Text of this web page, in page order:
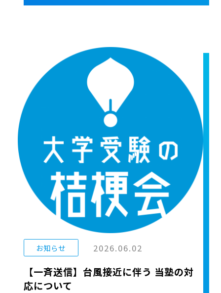
お知らせ 2026.06.02
【一斉送信】台風接近に伴う 当塾の対
応について